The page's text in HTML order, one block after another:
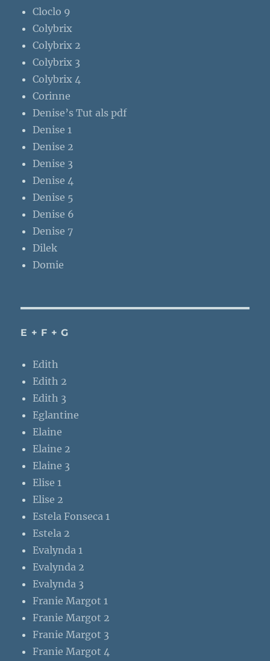
Cloclo 9
Colybrix
Colybrix 2
Colybrix 3
Colybrix 4
Corinne
Denise’s Tut als pdf
Denise 1
Denise 2
Denise 3
Denise 4
Denise 5
Denise 6
Denise 7
Dilek
Domie
E + F + G
Edith
Edith 2
Edith 3
Eglantine
Elaine
Elaine 2
Elaine 3
Elise 1
Elise 2
Estela Fonseca 1
Estela 2
Evalynda 1
Evalynda 2
Evalynda 3
Franie Margot 1
Franie Margot 2
Franie Margot 3
Franie Margot 4